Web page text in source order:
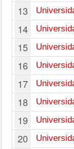
13
14
15
16
17
18
19
20